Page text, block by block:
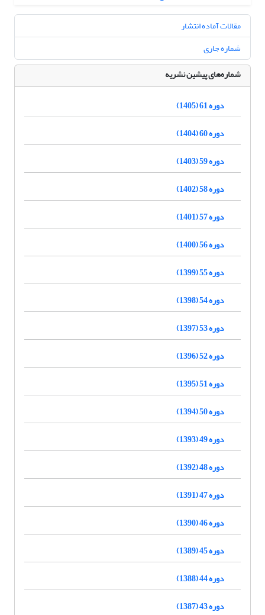
مقالات آماده انتشار
شماره جاری
شماره‌های پیشین نشریه
دوره 61 (1405)
دوره 60 (1404)
دوره 59 (1403)
دوره 58 (1402)
دوره 57 (1401)
دوره 56 (1400)
دوره 55 (1399)
دوره 54 (1398)
دوره 53 (1397)
دوره 52 (1396)
دوره 51 (1395)
دوره 50 (1394)
دوره 49 (1393)
دوره 48 (1392)
دوره 47 (1391)
دوره 46 (1390)
دوره 45 (1389)
دوره 44 (1388)
دوره 43 (1387)